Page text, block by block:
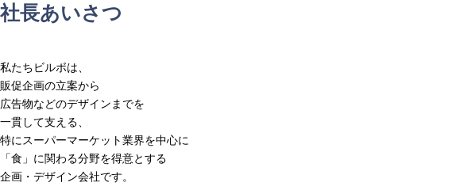
社長あいさつ
私たちビルボは、
販促企画の立案から
広告物などのデザインまでを
一貫して支える、
特にスーパーマーケット業界を中心に
「食」に関わる分野を得意とする
企画・デザイン会社です。